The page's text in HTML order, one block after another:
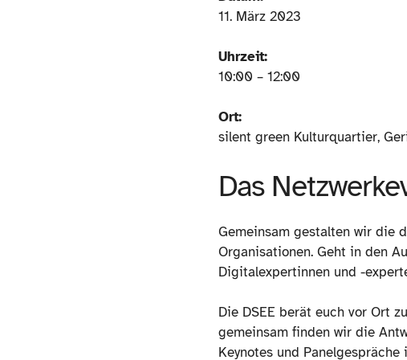
11. März 2023
Uhrzeit:
10:00 – 12:00
Ort:
silent green Kulturquartier,
Das
Gemeinsam gestalten wir die
Organisationen. Geht in den
Digitalexpertinnen und -
Die DSEE berät euch vor Ort
gemeinsam finden wir die
Keynotes und